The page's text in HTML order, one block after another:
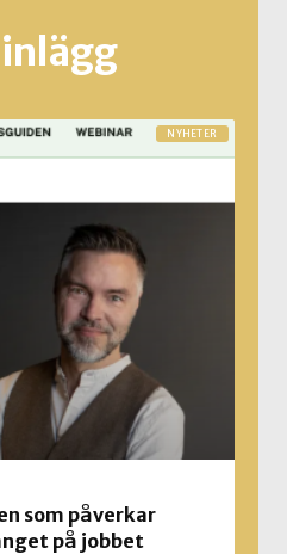
NYHETER
som påverkar
på jobbet